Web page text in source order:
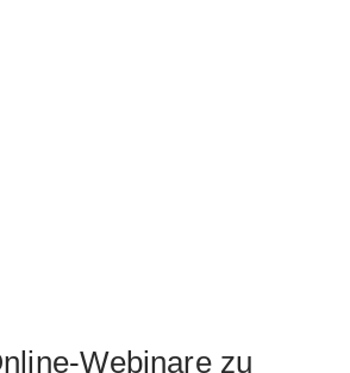
Webinare zu